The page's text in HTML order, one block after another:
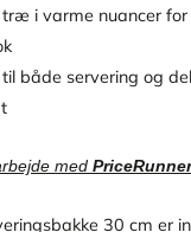
i varme nuancer for
både servering og
med PriceRunner
30 cm er